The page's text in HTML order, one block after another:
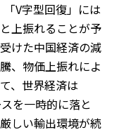
V字型回復」には
上振れることが予
けた中国経済の減
、物価上振れによ
、世界経済は
を一時的に落と
しい輸出環境が続